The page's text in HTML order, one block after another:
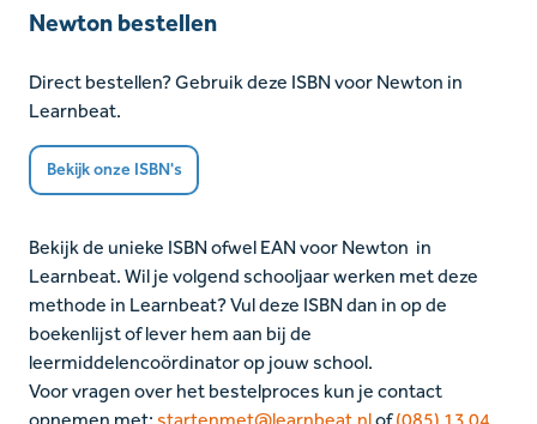
Newton bestellen
Direct bestellen? Gebruik deze ISBN voor Newton in
Learnbeat.
Bekijk onze ISBN's
Bekijk de unieke ISBN ofwel EAN voor Newton in
Learnbeat. Wil je volgend schooljaar werken met deze
methode in Learnbeat? Vul deze ISBN dan in op de
boekenlijst of lever hem aan bij de
leermiddelencoördinator op jouw school.
Voor vragen over het bestelproces kun je contact